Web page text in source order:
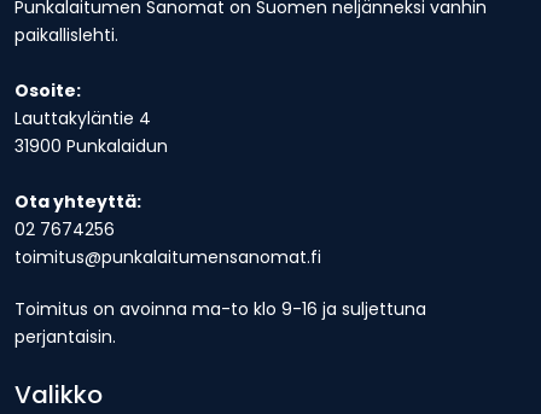
Punkalaitumen Sanomat on Suomen neljänneksi vanhin
paikallislehti.
Osoite:
Lauttakyläntie 4
31900 Punkalaidun
Ota yhteyttä:
02 7674256
toimitus@punkalaitumensanomat.fi
Toimitus on avoinna ma-to klo 9-16 ja suljettuna
perjantaisin.
Valikko